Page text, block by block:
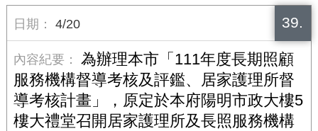
39.
4/20
為辦理本市「111年度長期照顧
服務機構督導考核及評鑑、居家護理所督
導考核計畫」，原定於本府陽明市政大樓5
樓大禮堂召開居家護理所及長照服務機構